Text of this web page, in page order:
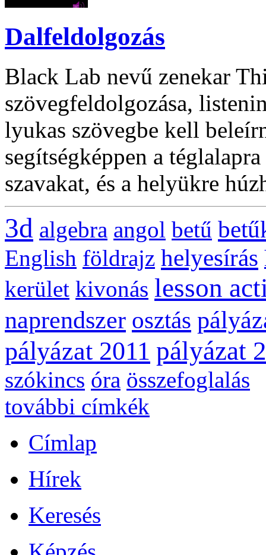
Dalfeldolgozás
Black Lab nevű zenekar
szövegfeldolgozása,
lyukas szövegbe kell
segítségképpen a
szavakat, és a helyükre
3d algebra angol betű
English földrajz helyesírás
kerület kivonás lesson
naprendszer osztás
pályázat 2011 pályázat
szókincs óra összefoglalás
további címkék
Címlap
Hírek
Keresés